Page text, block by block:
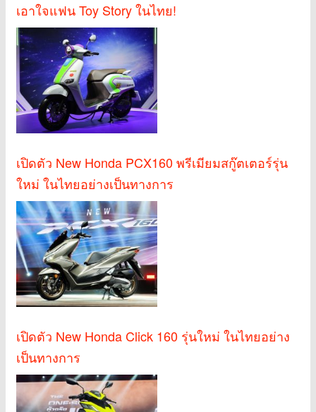
เอาใจแฟน Toy Story ในไทย!
เปิดตัว New Honda PCX160 พรีเมียมสกู๊ตเตอร์รุ่น
ใหม่ ในไทยอย่างเป็นทางการ
เปิดตัว New Honda Click 160 รุ่นใหม่ ในไทยอย่าง
เป็นทางการ